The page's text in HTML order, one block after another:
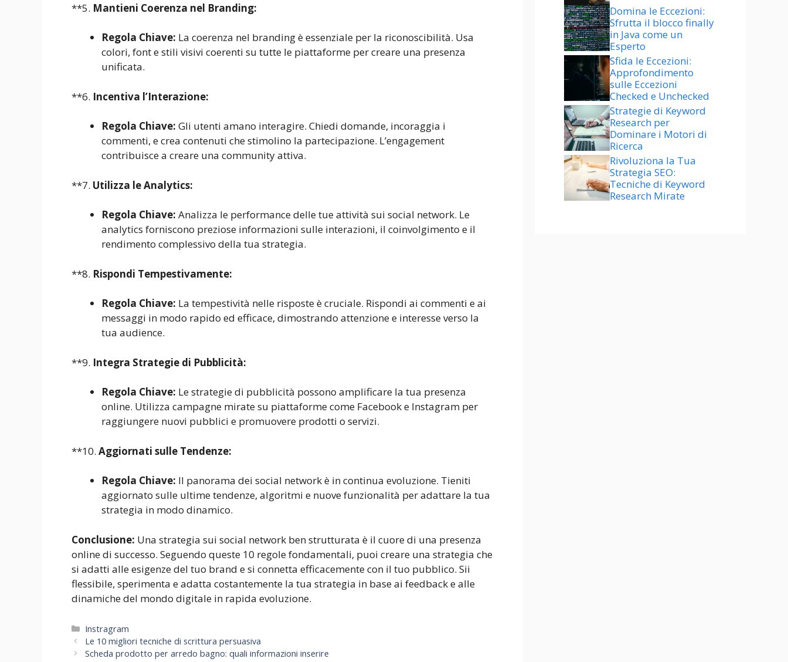
**5. Mantieni Coerenza nel Branding:
Regola Chiave: La coerenza nel branding è essenziale per la riconoscibilità. Usa
colori, font e stili visivi coerenti su tutte le piattaforme per creare una presenza
unificata.
**6. Incentiva l’Interazione:
Regola Chiave: Gli utenti amano interagire. Chiedi domande, incoraggia i
commenti, e crea contenuti che stimolino la partecipazione. L’engagement
contribuisce a creare una community attiva.
**7. Utilizza le Analytics:
Regola Chiave: Analizza le performance delle tue attività sui social network. Le
analytics forniscono preziose informazioni sulle interazioni, il coinvolgimento e il
rendimento complessivo della tua strategia.
**8. Rispondi Tempestivamente:
Regola Chiave: La tempestività nelle risposte è cruciale. Rispondi ai commenti e ai
messaggi in modo rapido ed efficace, dimostrando attenzione e interesse verso la
tua audience.
**9. Integra Strategie di Pubblicità:
Regola Chiave: Le strategie di pubblicità possono amplificare la tua presenza
online. Utilizza campagne mirate su piattaforme come Facebook e Instagram per
raggiungere nuovi pubblici e promuovere prodotti o servizi.
**10. Aggiornati sulle Tendenze:
Regola Chiave: Il panorama dei social network è in continua evoluzione. Tieniti
aggiornato sulle ultime tendenze, algoritmi e nuove funzionalità per adattare la tua
strategia in modo dinamico.
Conclusione: Una strategia sui social network ben strutturata è il cuore di una presenza
online di successo. Seguendo queste 10 regole fondamentali, puoi creare una strategia che
si adatti alle esigenze del tuo brand e si connetta efficacemente con il tuo pubblico. Sii
flessibile, sperimenta e adatta costantemente la tua strategia in base ai feedback e alle
dinamiche del mondo digitale in rapida evoluzione.
Categorie
Instragram
Le 10 migliori tecniche di scrittura persuasiva
Scheda prodotto per arredo bagno: quali informazioni inserire
Domina le Eccezioni:
Sfrutta il blocco finally
in Java come un
Esperto
Sfida le Eccezioni:
Approfondimento
sulle Eccezioni
Checked e Unchecked
Strategie di Keyword
Research per
Dominare i Motori di
Ricerca
Rivoluziona la Tua
Strategia SEO:
Tecniche di Keyword
Research Mirate